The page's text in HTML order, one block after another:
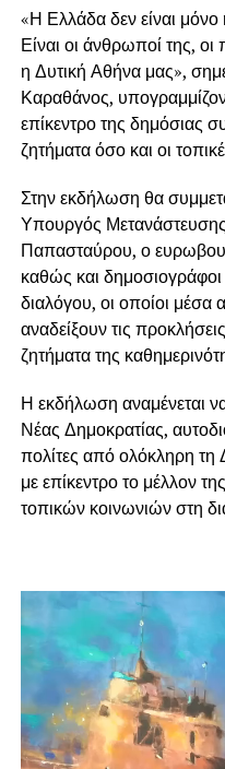
«Η Ελλάδα δεν είναι
Είναι οι άνθρωποί της, οι
η Δυτική Αθήνα μας»,
Καραθάνος,
επίκεντρο της δημόσιας
ζητήματα όσο και οι
Στην εκδήλωση θα
Υπουργός
Παπασταύρου, ο
καθώς και
διαλόγου, οι οποίοι μέσα
αναδείξουν τις
ζητήματα της
Η εκδήλωση αναμένεται
Νέας Δημοκρατίας,
πολίτες από ολόκληρη τη
με επίκεντρο το μέλλον
τοπικών κοινωνιών στη
Αναπαραγωγής
Βίντεο